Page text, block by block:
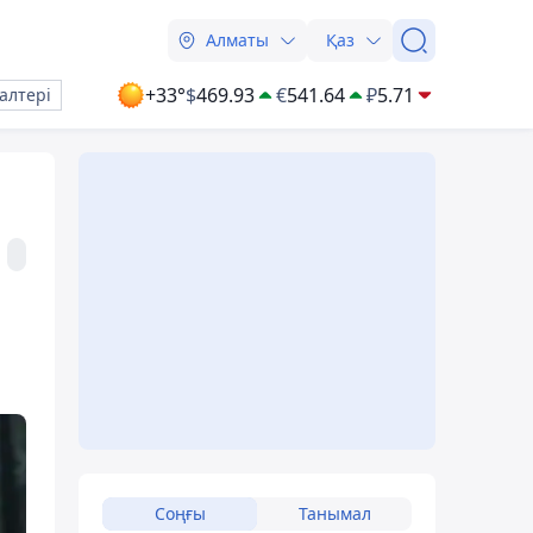
Алматы Қаз
+33°$469.93 €541.64 ₽5.71
Соңғы Танымал